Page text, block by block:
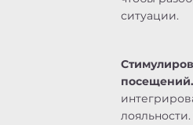
ситуации.
посещений.